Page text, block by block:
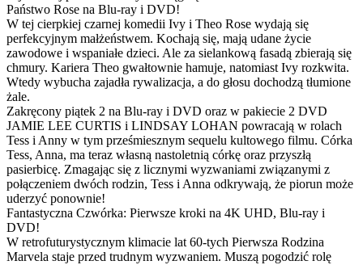
Państwo Rose na Blu-ray i DVD!
W tej cierpkiej czarnej komedii Ivy i Theo Rose wydają się
perfekcyjnym małżeństwem. Kochają się, mają udane życie
zawodowe i wspaniałe dzieci. Ale za sielankową fasadą zbierają się
chmury. Kariera Theo gwałtownie hamuje, natomiast Ivy rozkwita.
Wtedy wybucha zajadła rywalizacja, a do głosu dochodzą tłumione
żale.
Zakręcony piątek 2 na Blu-ray i DVD oraz w pakiecie 2 DVD
JAMIE LEE CURTIS i LINDSAY LOHAN powracają w rolach
Tess i Anny w tym prześmiesznym sequelu kultowego filmu. Córka
Tess, Anna, ma teraz własną nastoletnią córkę oraz przyszłą
pasierbicę. Zmagając się z licznymi wyzwaniami związanymi z
połączeniem dwóch rodzin, Tess i Anna odkrywają, że piorun może
uderzyć ponownie!
Fantastyczna Czwórka: Pierwsze kroki na 4K UHD, Blu-ray i
DVD!
W retrofuturystycznym klimacie lat 60-tych Pierwsza Rodzina
Marvela staje przed trudnym wyzwaniem. Muszą pogodzić rolę